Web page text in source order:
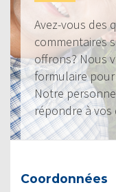
Avez-vous des
commentaires
offrons? Nous
formulaire
Notre
répondre à vos
Coordonnées